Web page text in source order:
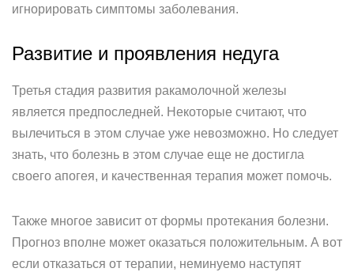
игнорировать симптомы заболевания.
Развитие и проявления недуга
Третья стадия развития ракамолочной железы
является предпоследней. Некоторые считают, что
вылечиться в этом случае уже невозможно. Но следует
знать, что болезнь в этом случае еще не достигла
своего апогея, и качественная терапия может помочь.
Также многое зависит от формы протекания болезни.
Прогноз вполне может оказаться положительным. А вот
если отказаться от терапии, неминуемо наступят